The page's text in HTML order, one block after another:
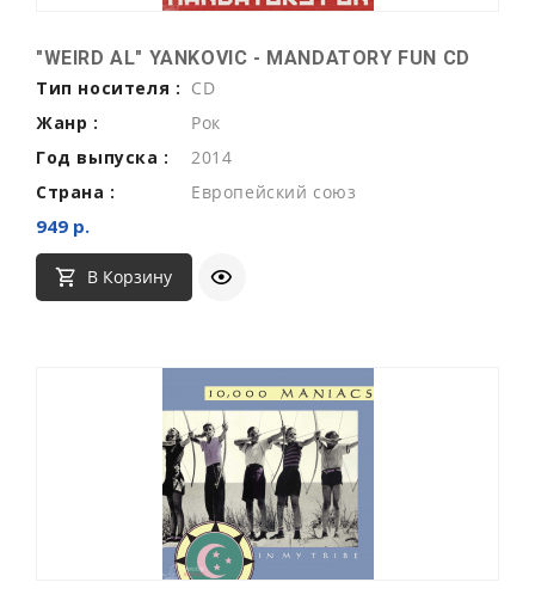
"WEIRD AL" YANKOVIC - MANDATORY FUN CD
Тип носителя : CD
Жанр :
Рок
Год выпуска :
2014
Страна :
Европейский союз
949 р.
В Корзину